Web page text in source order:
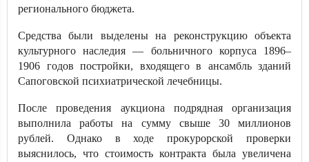
регионального бюджета.
Средства были выделены на реконструкцию объекта
культурного наследия — больничного корпуса 1896–
1906 годов постройки, входящего в ансамбль зданий
Сапоговской психиатрической лечебницы.
После проведения аукциона подрядная организация
выполнила работы на сумму свыше 30 миллионов
рублей. Однако в ходе прокурорской проверки
выяснилось, что стоимость контракта была увеличена